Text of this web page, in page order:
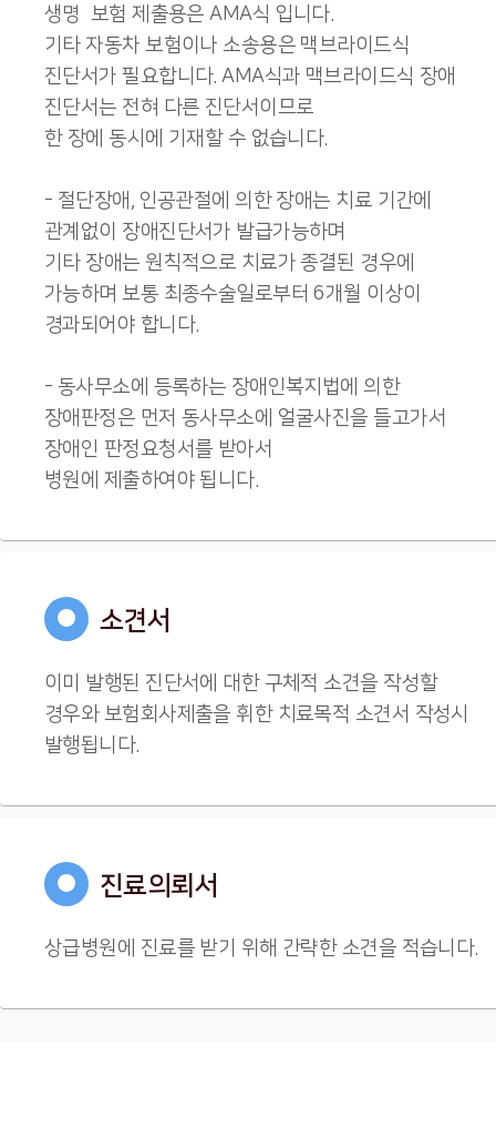
생명 보험 제출용은 AMA식 입니다.
기타 자동차 보험이나 소송용은 맥브라이드식
진단서가 필요합니다. AMA식과 맥브라이드식 장애
진단서는 전혀 다른 진단서이므로
한 장에 동시에 기재할 수 없습니다.
- 절단장애, 인공관절에 의한 장애는 치료 기간에
관계없이 장애진단서가 발급가능하며
기타 장애는 원칙적으로 치료가 종결된 경우에
가능하며 보통 최종수술일로부터 6개월 이상이
경과되어야 합니다.
- 동사무소에 등록하는 장애인복지법에 의한
장애판정은 먼저 동사무소에 얼굴사진을 들고가서
장애인 판정요청서를 받아서
병원에 제출하여야 됩니다.
● 소견서
이미 발행된 진단서에 대한 구체적 소견을 작성할
경우와 보험회사제출을 휘한 치료목적 소견서 작성시
발행됩니다.
● 진료의뢰서
상급병원에 진료를 받기 위해 간략한 소견을 적습니다.